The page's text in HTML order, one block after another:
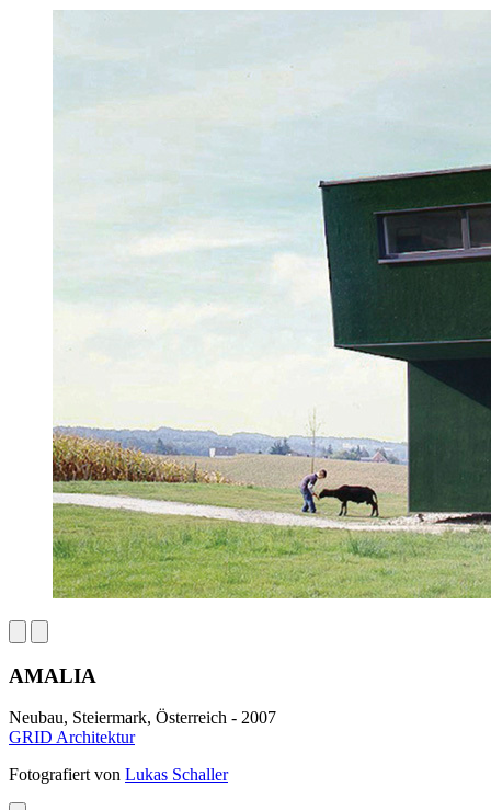
AMALIA
Neubau, Steiermark, Österreich - 2007
GRID Architektur
Fotografiert von Lukas Schaller